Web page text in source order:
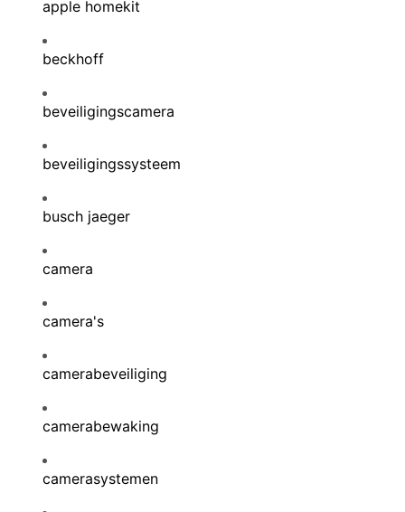
apple homekit
beckhoff
beveiligingscamera
beveiligingssysteem
busch jaeger
camera
camera's
camerabeveiliging
camerabewaking
camerasystemen